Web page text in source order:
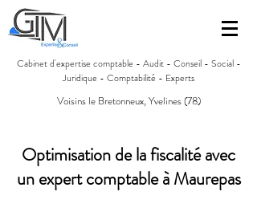
Cabinet d'expertise comptable - Audit - Conseil - Social -
Juridique - Comptabilité - Experts
Voisins le Bretonneux, Yvelines (78)
Optimisation de la fiscalité avec
un expert comptable à Maurepas